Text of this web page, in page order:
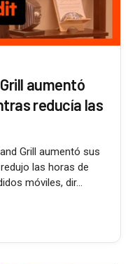
aumentó
reducía las
Grill aumentó sus
las horas de
móviles, dir...